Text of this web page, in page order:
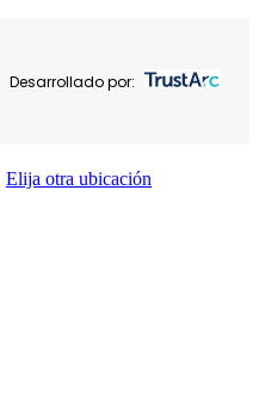
Desarrollado por:
Elija otra ubicación